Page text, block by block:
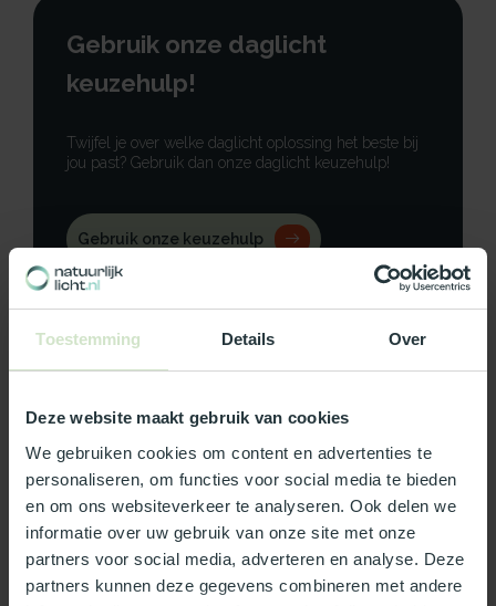
Toestemming Details Over
Deze website maakt gebruik van cookies
We gebruiken cookies om content en advertenties te
personaliseren, om functies voor social media te bieden
en om ons websiteverkeer te analyseren. Ook delen we
informatie over uw gebruik van onze site met onze
partners voor social media, adverteren en analyse. Deze
partners kunnen deze gegevens combineren met andere
Gebruik onze daglicht
keuzehulp!
Twijfel je over welke daglicht oplossing het beste bij
jou past? Gebruik dan onze daglicht keuzehulp!
Gebruik onze keuzehulp
Productomschrijving
Specificaties
Reviews